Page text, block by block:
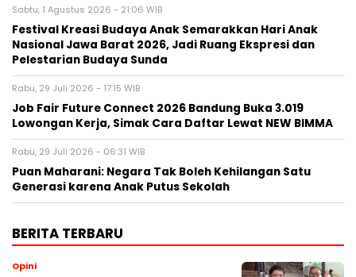
Sabtu, 1 Agustus 2026 - 21:06 WIB
Festival Kreasi Budaya Anak Semarakkan Hari Anak
Nasional Jawa Barat 2026, Jadi Ruang Ekspresi dan
Pelestarian Budaya Sunda
Rabu, 29 Juli 2026 - 17:15 WIB
Job Fair Future Connect 2026 Bandung Buka 3.019
Lowongan Kerja, Simak Cara Daftar Lewat NEW BIMMA
Rabu, 29 Juli 2026 - 06:31 WIB
Puan Maharani: Negara Tak Boleh Kehilangan Satu
Generasi karena Anak Putus Sekolah
BERITA TERBARU
Opini